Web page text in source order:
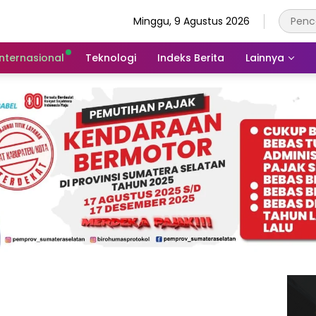
Minggu, 9 Agustus 2026
Teknologi Indeks Berita Lainnya